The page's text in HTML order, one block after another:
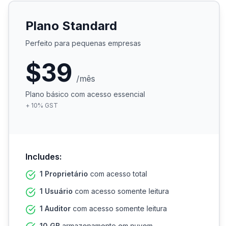
Plano Standard
Perfeito para pequenas empresas
$39 /mês
Plano básico com acesso essencial
+ 10% GST
Includes:
1 Proprietário com acesso total
1 Usuário com acesso somente leitura
1 Auditor com acesso somente leitura